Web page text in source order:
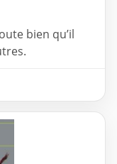
bien qu’il